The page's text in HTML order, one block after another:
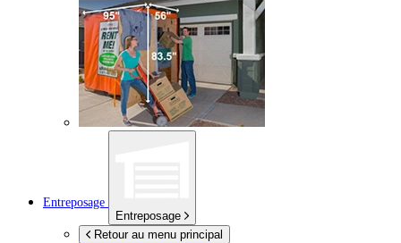
Entreposage
Entreposage
Retour au menu principal